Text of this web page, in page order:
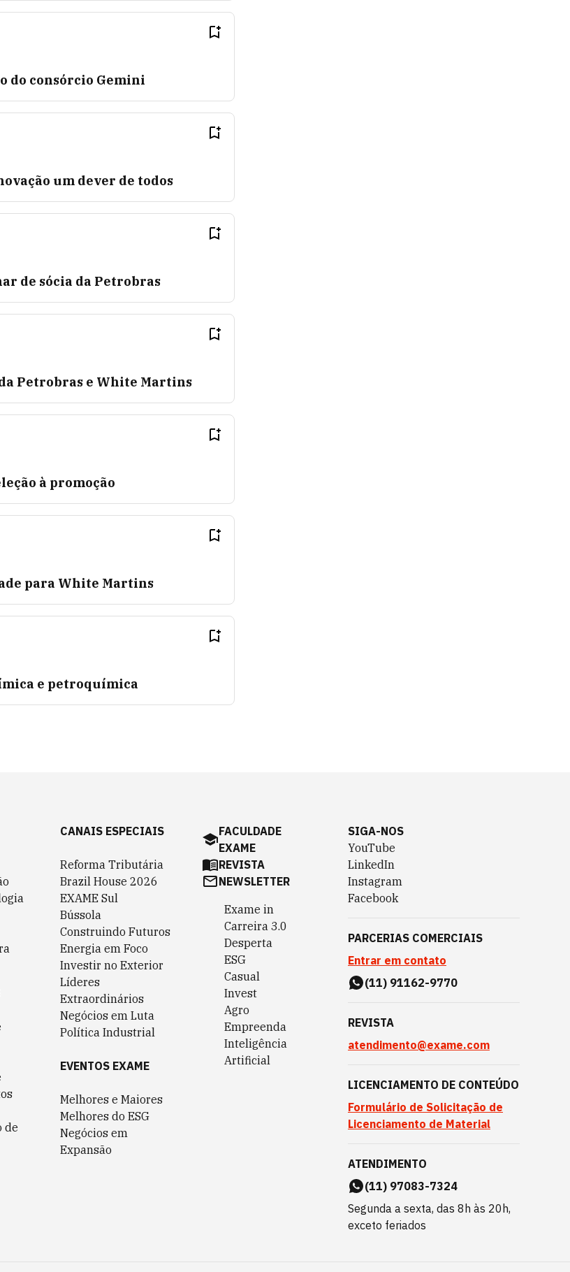
do consórcio Gemini
um dever de todos
de sócia da Petrobras
Petrobras e White Martins
à promoção
para White Martins
e petroquímica
de
CANAIS ESPECIAIS
Reforma Tributária
Brazil House 2026
EXAME Sul
Bússola
Construindo Futuros
Energia em Foco
Investir no Exterior
Líderes
Extraordinários
Negócios em Luta
Política Industrial
EVENTOS EXAME
Melhores e Maiores
Melhores do ESG
Negócios em
Expansão
FACULDADE
EXAME
REVISTA
NEWSLETTER
Exame in
Carreira 3.0
Desperta
ESG
Casual
Invest
Agro
Empreenda
Inteligência
Artificial
SIGA-NOS
YouTube
LinkedIn
Instagram
Facebook
PARCERIAS COMERCIAIS
Entrar em contato
(11) 91162-9770
REVISTA
atendimento@exame.com
LICENCIAMENTO DE CONTEÚDO
Formulário de Solicitação de
Licenciamento de Material
ATENDIMENTO
(11) 97083-7324
Segunda a sexta, das 8h às 20h,
exceto feriados